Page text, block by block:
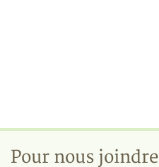
Pour nous joindre